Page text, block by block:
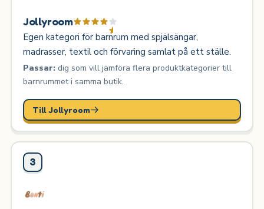
Jollyroom
Egen kategori för barnrum med spjälsängar,
madrasser, textil och förvaring samlat på ett ställe.
Passar:dig som vill jämföra flera produktkategorier till
barnrummet i samma butik.
Till Jollyroom
3